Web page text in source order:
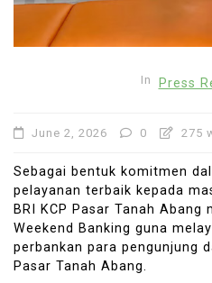
In Press
June 2, 2026 0 275
Sebagai bentuk komitmen
pelayanan terbaik kepada
BRI KCP Pasar Tanah Abang
Weekend Banking guna
perbankan para pengunjung
Pasar Tanah Abang.